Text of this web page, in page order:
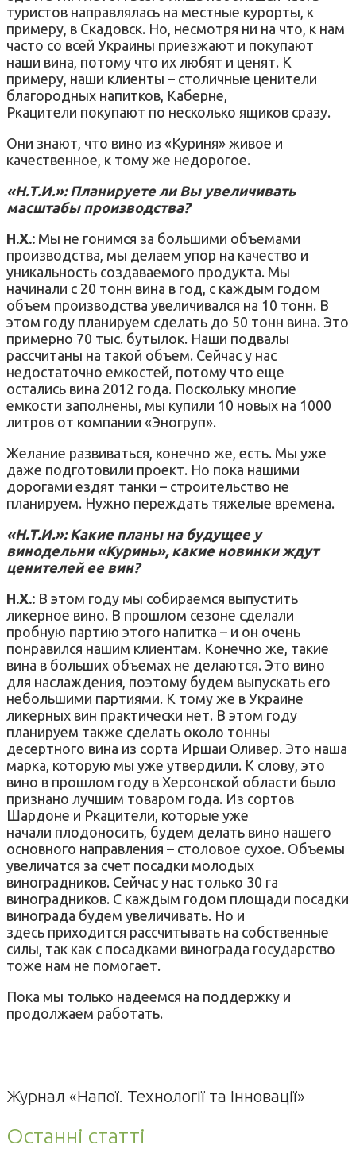
туристов направлялась на местные курорты, к
примеру, в Скадовск. Но, несмотря ни на что, к нам
часто со всей Украины приезжают и покупают
наши вина, потому что их любят и ценят. К
примеру, наши клиенты – столичные ценители
благородных напитков, Каберне,
Ркацители покупают по несколько ящиков сразу.
Они знают, что вино из «Куриня» живое и
качественное, к тому же недорогое.
«Н.Т.И.»: Планируете ли Вы увеличивать
масштабы производства?
Н.Х.: Мы не гонимся за большими объемами
производства, мы делаем упор на качество и
уникальность создаваемого продукта. Мы
начинали с 20 тонн вина в год, с каждым годом
объем производства увеличивался на 10 тонн. В
этом году планируем сделать до 50 тонн вина. Это
примерно 70 тыс. бутылок. Наши подвалы
рассчитаны на такой объем. Сейчас у нас
недостаточно емкостей, потому что еще
остались вина 2012 года. Поскольку многие
емкости заполнены, мы купили 10 новых на 1000
литров от компании «Эногруп».
Желание развиваться, конечно же, есть. Мы уже
даже подготовили проект. Но пока нашими
дорогами ездят танки – строительство не
планируем. Нужно переждать тяжелые времена.
«Н.Т.И.»: Какие планы на будущее у
винодельни «Куринь», какие новинки ждут
ценителей ее вин?
Н.Х.: В этом году мы собираемся выпустить
ликерное вино. В прошлом сезоне сделали
пробную партию этого напитка – и он очень
понравился нашим клиентам. Конечно же, такие
вина в больших объемах не делаются. Это вино
для наслаждения, поэтому будем выпускать его
небольшими партиями. К тому же в Украине
ликерных вин практически нет. В этом году
планируем также сделать около тонны
десертного вина из сорта Иршаи Оливер. Это наша
марка, которую мы уже утвердили. К слову, это
вино в прошлом году в Херсонской области было
признано лучшим товаром года. Из сортов
Шардоне и Ркацители, которые уже
начали плодоносить, будем делать вино нашего
основного направления – столовое сухое. Объемы
увеличатся за счет посадки молодых
виноградников. Сейчас у нас только 30 га
виноградников. С каждым годом площади посадки
винограда будем увеличивать. Но и
здесь приходится рассчитывать на собственные
силы, так как с посадками винограда государство
тоже нам не помогает.
Пока мы только надеемся на поддержку и
продолжаем работать.
Журнал «Напої. Технології та Інновації»
Останні статті